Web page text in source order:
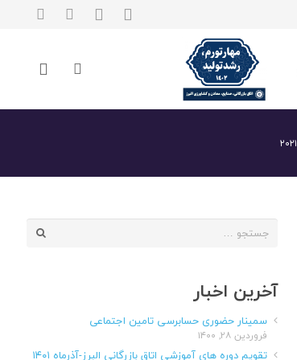
جستجو
آخرین اخبار
سمینار حضوری حسابرسی تامین اجتماعی
فروردین ۲۸, ۱۴۰۰
تقویم دوره های آموزشی اتاق بازرگانی البرز-آذرماه ۱۴۰۱